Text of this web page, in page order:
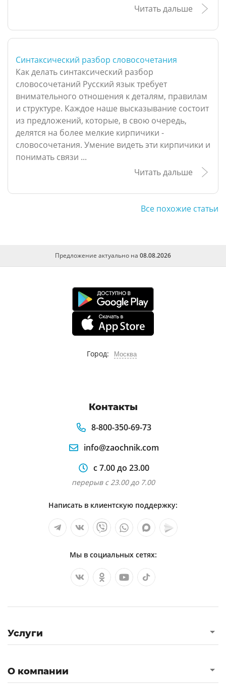
Читать дальше
Синтаксический разбор словосочетания
Как делать синтаксический разбор
словосочетаний Русский язык требует
внимательного отношения к деталям, правилам
и структуре. Каждое наше высказывание состоит
из предложений, которые, в свою очередь,
делятся на более мелкие кирпичики -
словосочетания. Умение видеть эти кирпичики и
понимать связи ...
Читать дальше
Все похожие статьи
Предложение актуально на 08.08.2026
Город: Москва
Контакты
8-800-350-69-73
info@zaochnik.com
с 7.00 до 23.00
перерыв с 23.00 до 7.00
Написать в клиентскую поддержку:
Мы в социальных сетях:
Услуги
О компании